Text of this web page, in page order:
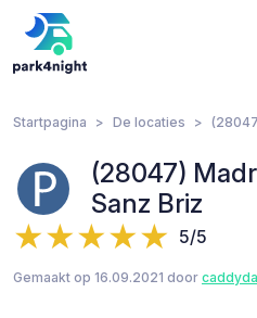
Startpagina De locaties
(28047)
Sanz Briz
5/5
Gemaakt op 16.09.2021 door